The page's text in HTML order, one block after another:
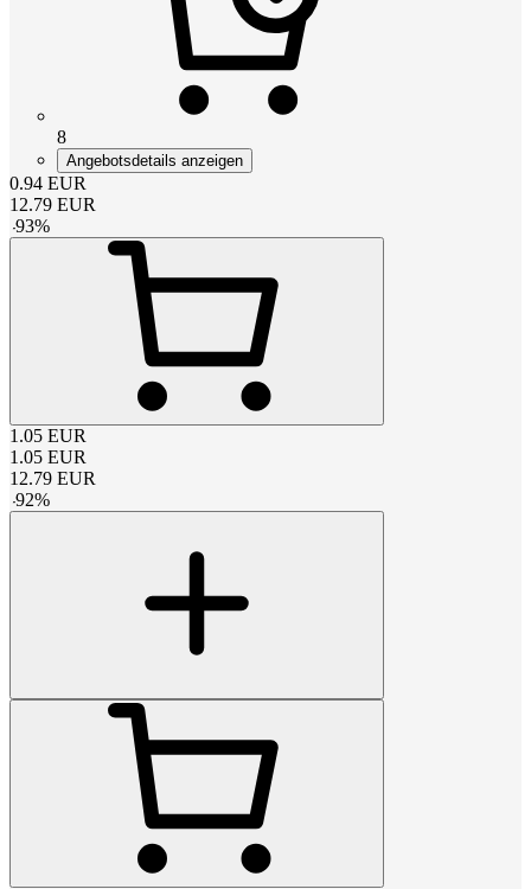
8
Angebotsdetails anzeigen
0.94 EUR
12.79 EUR
-93%
1.05 EUR
1.05 EUR
12.79 EUR
-92%